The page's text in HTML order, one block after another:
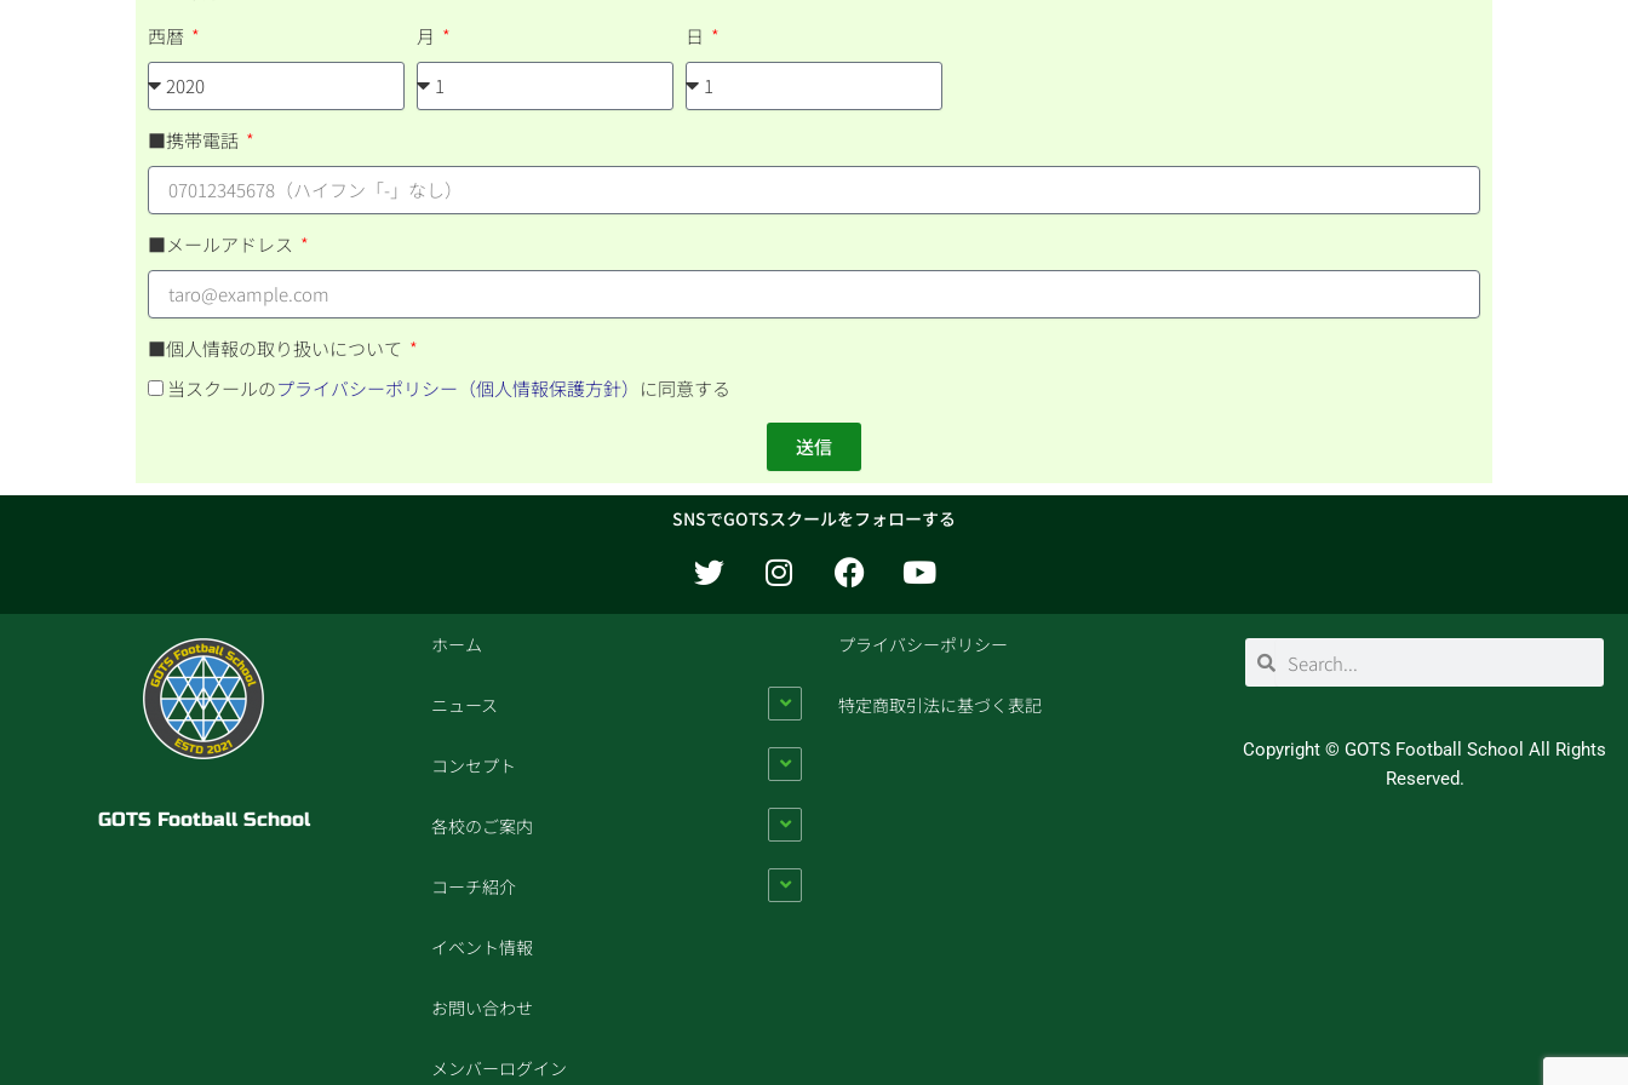
西暦
月 日
■携帯電話
■メールアドレス
■個人情報の取り扱いについて
当スクールのプライバシーポリシー（個人情報保護方針） に同意する
送信
SNSでGOTSスクールをフォローする
T
w
i
I
n
s
a
g
r
a
m
F
a
c
e
o
Y
o
u
t
b
GOTS Football School
ホーム
ニュース
コンセプト
各校のご案内
コーチ紹介
イベント情報
お問い合わせ
メンバーログイン
プライバシーポリシー
特定商取引法に基づく表記
索
索
Copyright © GOTS Football School All Rights
Reserved.